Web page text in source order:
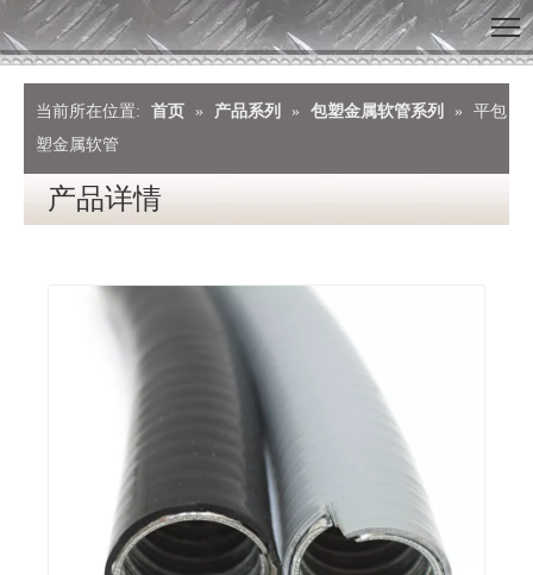
当前所在位置: 首页 » 产品系列 » 包塑金属软管系列 »
平包
塑金属软管
产品详情